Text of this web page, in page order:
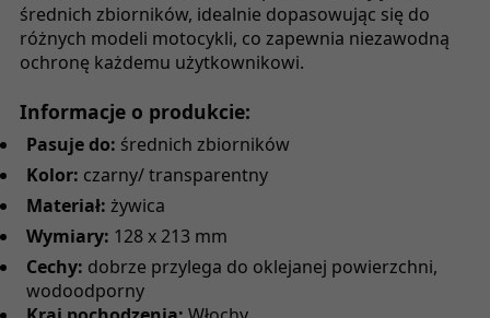
średnich zbiorników, idealnie dopasowując się do
różnych modeli motocykli, co zapewnia niezawodną
ochronę każdemu użytkownikowi.
Informacje o produkcie:
Pasuje do: średnich zbiorników
Kolor: czarny/ transparentny
Materiał: żywica
Wymiary: 128 x 213 mm
Cechy: dobrze przylega do oklejanej powierzchni,
wodoodporny